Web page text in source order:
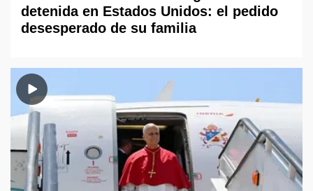
detenida en Estados Unidos: el pedido
desesperado de su familia